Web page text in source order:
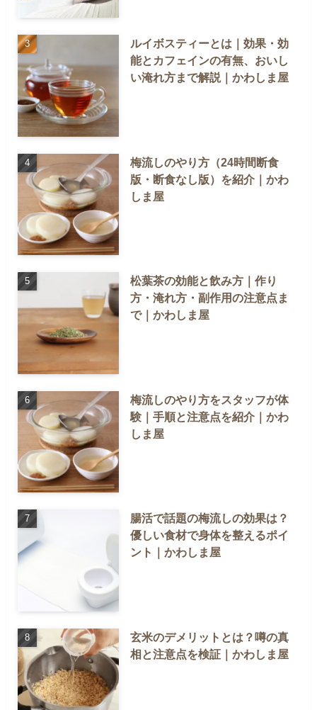
ルイボスティーとは｜効果・効
能とカフェインの有無、おいし
い淹れ方まで解説｜かわしま屋
梅流しのやり方（24時間断食
版・断食なし版）を紹介｜かわ
しま屋
松葉茶の効能と飲み方｜作り
方・淹れ方・副作用の注意点ま
で｜かわしま屋
梅流しのやり方をスタッフが体
験｜手順と注意点を紹介｜かわ
しま屋
腸活で話題の梅流しの効果は？
優しい食材で身体を整えるポイ
ント｜かわしま屋
玄米のデメリットとは？噂の真
相と注意点を検証｜かわしま屋